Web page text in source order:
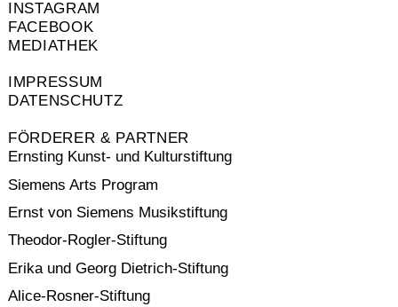
INSTAGRAM
FACEBOOK
MEDIATHEK
IMPRESSUM
DATENSCHUTZ
FÖRDERER & PARTNER
Ernsting Kunst- und Kulturstiftung
Siemens Arts Program
Ernst von Siemens Musikstiftung
Theodor-Rogler-Stiftung
Erika und Georg Dietrich-Stiftung
Alice-Rosner-Stiftung